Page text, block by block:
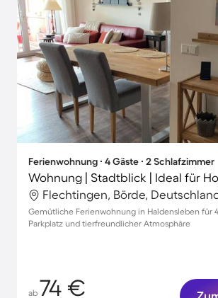
Ferienwohnung ∙ 4 Gäste ∙ 2 Schlafzimmer
Wohnung | Stadtblick | Ideal für
Flechtingen, Börde,
Gemütliche Ferienwohnung in Haldensleben für
Parkplatz und tierfreundlicher Atmosphäre
ab 74 €